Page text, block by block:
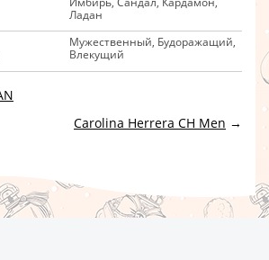
Ладан
Мужественный, Будоражащий,
Влекущий
Carolina Herrera CH Men →